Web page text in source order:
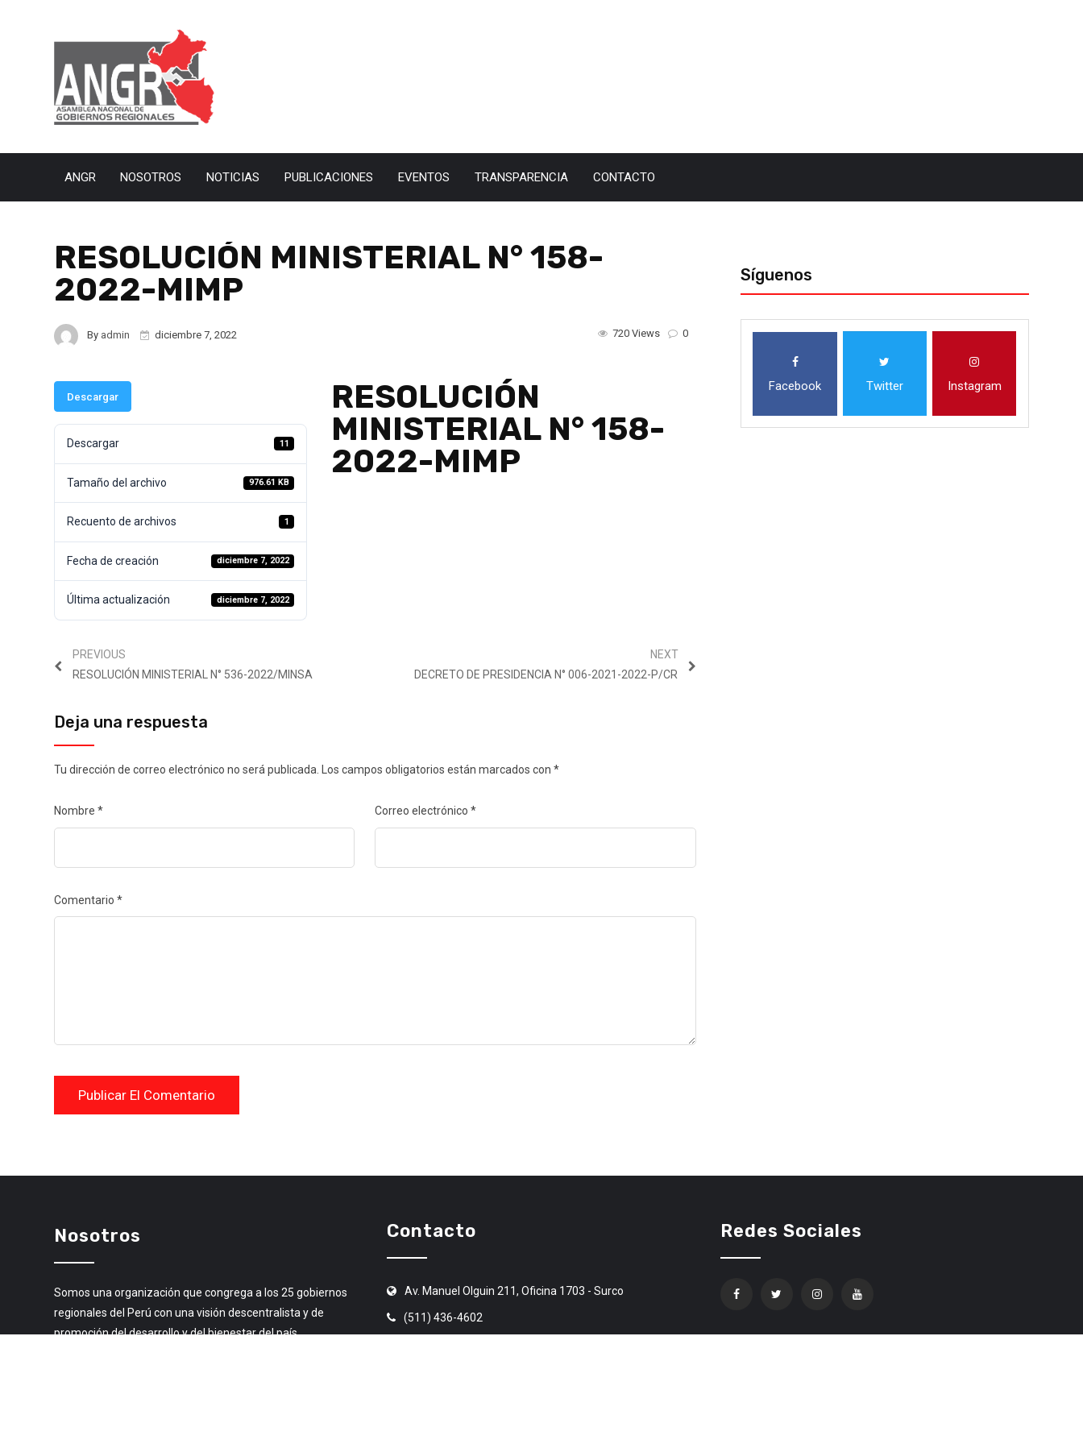
ANGR NOSOTROS NOTICIAS PUBLICACIONES EVENTOS TRANSPARENCIA CONTACTO
RESOLUCIÓN MINISTERIAL N° 158-
2022-MIMP
By admin diciembre 7, 2022 0
720 Views
Descargar
Descargar 11
Tamaño del archivo 976.61 KB
Recuento de archivos 1
Fecha de creación diciembre 7, 2022
Última actualización diciembre 7, 2022
RESOLUCIÓN
MINISTERIAL N° 158-
2022-MIMP
PREVIOUS
RESOLUCIÓN MINISTERIAL N° 536-2022/MINSA
NEXT
DECRETO DE PRESIDENCIA N° 006-2021-2022-P/CR
Deja una respuesta
Tu dirección de correo electrónico no será publicada. Los campos obligatorios están marcados con *
Nombre * Correo electrónico*
Comentario *
Síguenos
Facebook Twitter Instagram
Nosotros
Somos una organización que congrega a los 25 gobiernos
regionales del Perú con una visión descentralista y de
promoción del desarrollo y del bienestar del país.
Contacto
Av. Manuel Olguin 211, Oficina 1703 - Surco
(511) 436-4602
Redes Sociales